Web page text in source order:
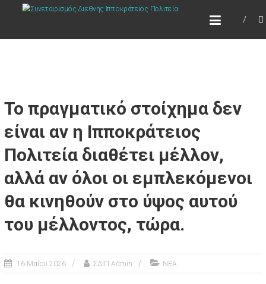
ΣΥΝΕΤΑΙΡΙΣΜΌΣ ΔΙΕΘΝΉΣ
Το πραγματικό στοίχημα δεν
είναι αν η Ιπποκράτειος
Πολιτεία διαθέτει μέλλον,
αλλά αν όλοι οι εμπλεκόμενοι
θα κινηθούν στο ύψος αυτού
του μέλλοντος, τώρα.
16 Μαΐου 2026 ΣΔΙΠ Admin ΝΕΑ